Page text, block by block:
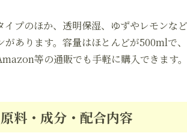
イプのほか、透明保湿、ゆずやレモンな
があります。容量はほとんどが500mlで
等の通販でも手軽に購入できます
料・成分・配合内容